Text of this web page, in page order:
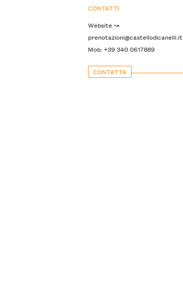
CONTATTI
Website ↝
prenotazioni@castellodicanelli.it
Mob: +39 340 0617889
CONTATTA